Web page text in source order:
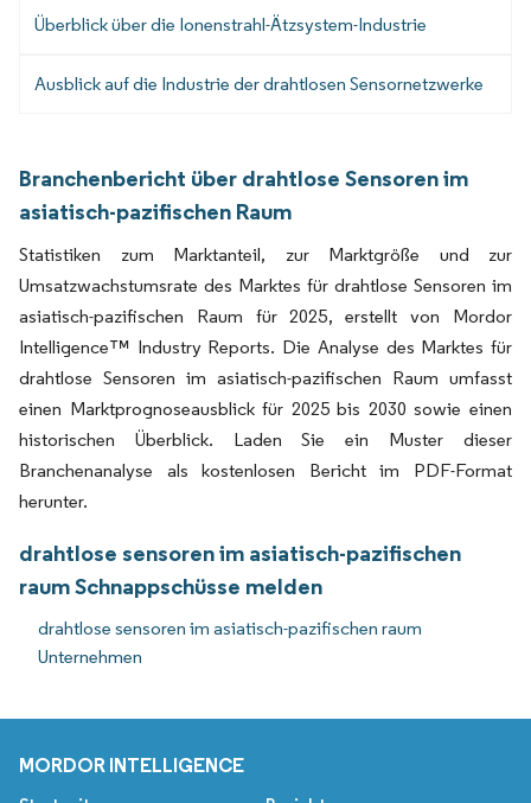
Überblick über die Ionenstrahl-Ätzsystem-Industrie
Ausblick auf die Industrie der drahtlosen Sensornetzwerke
Branchenbericht über drahtlose Sensoren im
asiatisch-pazifischen Raum
Statistiken zum Marktanteil, zur Marktgröße und zur
Umsatzwachstumsrate des Marktes für drahtlose Sensoren im
asiatisch-pazifischen Raum für 2025, erstellt von Mordor
Intelligence™ Industry Reports. Die Analyse des Marktes für
drahtlose Sensoren im asiatisch-pazifischen Raum umfasst
einen Marktprognoseausblick für 2025 bis 2030 sowie einen
historischen Überblick. Laden Sie ein Muster dieser
Branchenanalyse als kostenlosen Bericht im PDF-Format
herunter.
drahtlose sensoren im asiatisch-pazifischen
raum Schnappschüsse melden
drahtlose sensoren im asiatisch-pazifischen raum
Unternehmen
MORDOR INTELLIGENCE